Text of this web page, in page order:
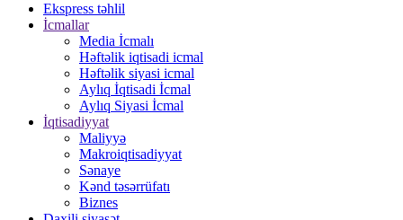
Ekspress təhlil
İcmallar
Media İcmalı
Həftəlik iqtisadi icmal
Həftəlik siyasi icmal
Aylıq İqtisadi İcmal
Aylıq Siyasi İcmal
İqtisadiyyat
Maliyyə
Makroiqtisadiyyat
Sənaye
Kənd təsərrüfatı
Biznes